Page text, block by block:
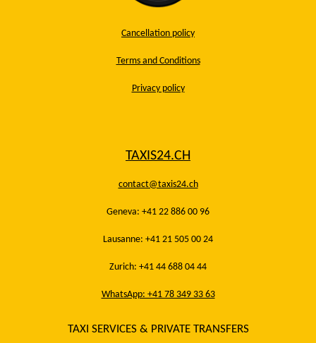
Cancellation policy
Terms and Conditions
Privacy policy
TAXIS24.CH
contact@taxis24.ch
Geneva: +41 22 886 00 96
Lausanne: +41 21 505 00 24
Zurich: +41 44 688 04 44
WhatsApp: +41 78 349 33 63
TAXI SERVICES & PRIVATE TRANSFERS